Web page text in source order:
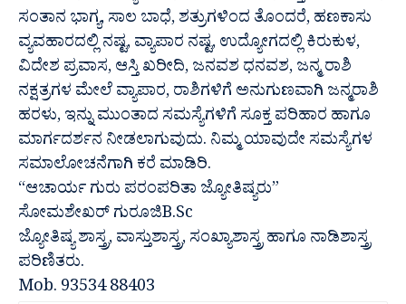
ಸಂತಾನ ಭಾಗ್ಯ, ಸಾಲ ಬಾಧೆ, ಶತ್ರುಗಳಿಂದ ತೊಂದರೆ, ಹಣಕಾಸು
ವ್ಯವಹಾರದಲ್ಲಿ ನಷ್ಟ, ವ್ಯಾಪಾರ ನಷ್ಟ, ಉದ್ಯೋಗದಲ್ಲಿ ಕಿರುಕುಳ,
ವಿದೇಶ ಪ್ರವಾಸ, ಆಸ್ತಿ ಖರೀದಿ, ಜನವಶ ಧನವಶ, ಜನ್ಮ ರಾಶಿ
ನಕ್ಷತ್ರಗಳ ಮೇಲೆ ವ್ಯಾಪಾರ, ರಾಶಿಗಳಿಗೆ ಅನುಗುಣವಾಗಿ ಜನ್ಮರಾಶಿ
ಹರಳು, ಇನ್ನು ಮುಂತಾದ ಸಮಸ್ಯೆಗಳಿಗೆ ಸೂಕ್ತ ಪರಿಹಾರ ಹಾಗೂ
ಮಾರ್ಗದರ್ಶನ ನೀಡಲಾಗುವುದು. ನಿಮ್ಮ ಯಾವುದೇ ಸಮಸ್ಯೆಗಳ
ಸಮಾಲೋಚನೆಗಾಗಿ ಕರೆ ಮಾಡಿರಿ.
“ಆಚಾರ್ಯ ಗುರು ಪರಂಪರಿತಾ ಜ್ಯೋತಿಷ್ಯರು”
ಸೋಮಶೇಖರ್ ಗುರೂಜಿB.Sc
ಜ್ಯೋತಿಷ್ಯ ಶಾಸ್ತ್ರ, ವಾಸ್ತುಶಾಸ್ತ್ರ, ಸಂಖ್ಯಾಶಾಸ್ತ್ರ ಹಾಗೂ ನಾಡಿಶಾಸ್ತ್ರ
ಪರಿಣಿತರು.
Mob. 93534 88403